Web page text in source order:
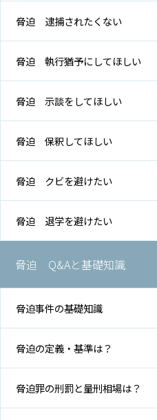
セス脅迫 逮捕されたくない
脅迫 執行猶予にしてほしい
脅迫 示談をしてほしい
脅迫 保釈してほしい
脅迫 クビを避けたい
脅迫 退学を避けたい
脅迫 Q&Aと基礎知識
脅迫事件の基礎知識
脅迫の定義・基準は？
脅迫罪の刑罰と量刑相場は？